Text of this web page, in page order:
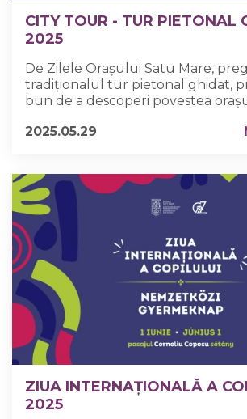
CITY TOUR - TUR PIETONAL
2025
De Zilele Orașului Satu Mare,
tradiționalul tur pietonal ghidat,
bun de a descoperi povestea
2025.05.29
ZIUA INTERNAȚIONALĂ A
2025